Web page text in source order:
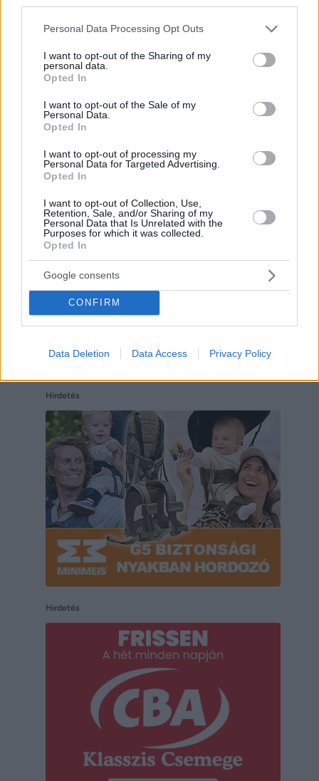
Please note that this website/app uses one or more Google
not limited to your visit or usage behaviour. You may click to
grant or deny consent to Google and its third-party tags to
use your data for below specified purposes in below Google
consent section.
Personal Data Processing Opt Outs
I want to opt-out of the Sharing of my
personal data.
Opted In
I want to opt-out of the Sale of my
Personal Data.
Opted In
I want to opt-out of processing my
Personal Data for Targeted Advertising.
Opted In
I want to opt-out of Collection, Use,
Retention, Sale, and/or Sharing of my
Personal Data that Is Unrelated with the
Purposes for which it was collected.
Opted In
Google consents
CONFIRM
Data Deletion Data Access Privacy Policy
Hirdetés
Hirdetés
Hirdetés